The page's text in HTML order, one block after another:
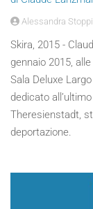
Alessandra
Skira, 2015 -
gennaio 2015,
Sala Deluxe
dedicato
Theresienstadt,
deportazione.